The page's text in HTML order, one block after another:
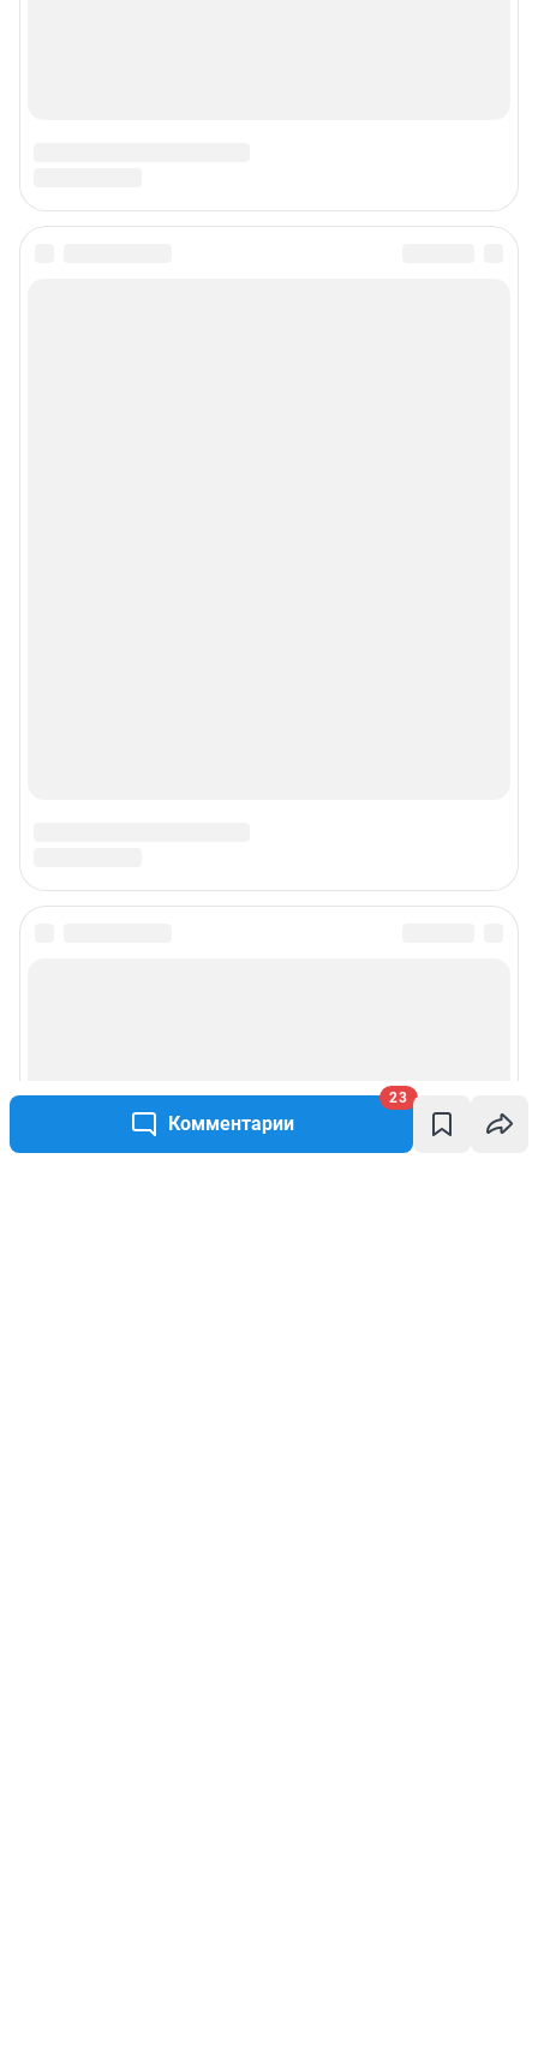
Комментарии
23